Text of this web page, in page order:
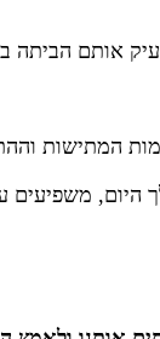
אותם הביתה
המתישות
משפיעים